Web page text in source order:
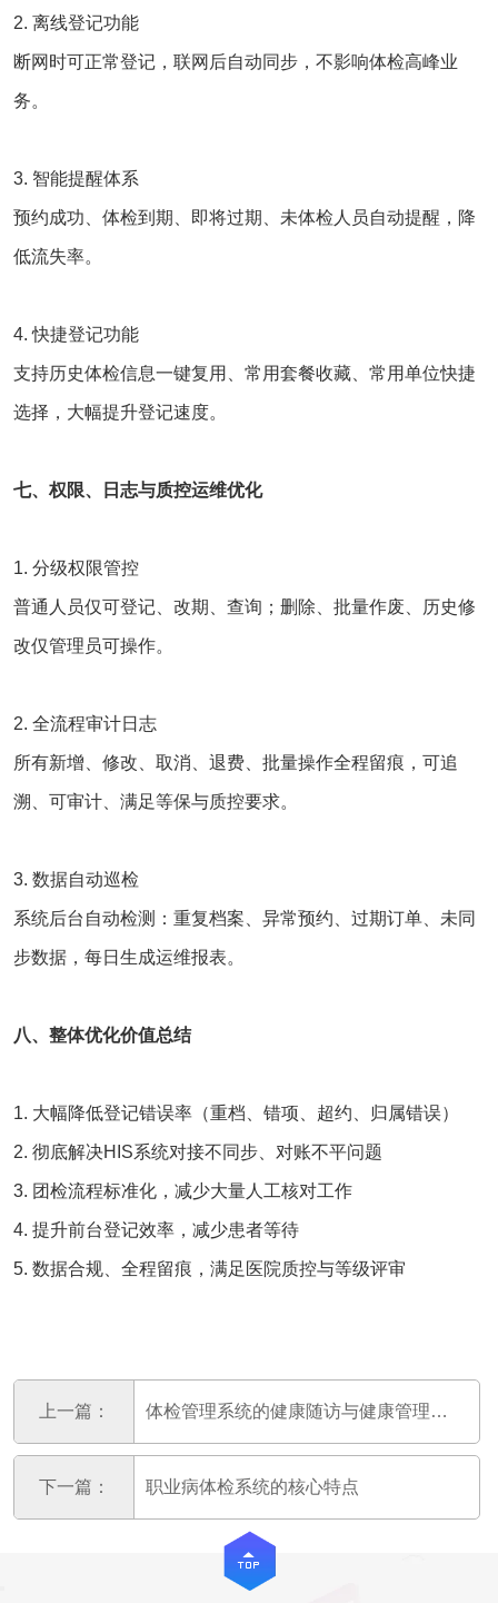
2. 离线登记功能
断网时可正常登记，联网后自动同步，不影响体检高峰业
务。
3. 智能提醒体系
预约成功、体检到期、即将过期、未体检人员自动提醒，降
低流失率。
4. 快捷登记功能
支持历史体检信息一键复用、常用套餐收藏、常用单位快捷
选择，大幅提升登记速度。
七、权限、日志与质控运维优化
1. 分级权限管控
普通人员仅可登记、改期、查询；删除、批量作废、历史修
改仅管理员可操作。
2. 全流程审计日志
所有新增、修改、取消、退费、批量操作全程留痕，可追
溯、可审计、满足等保与质控要求。
3. 数据自动巡检
系统后台自动检测：重复档案、异常预约、过期订单、未同
步数据，每日生成运维报表。
八、整体优化价值总结
1. 大幅降低登记错误率（重档、错项、超约、归属错误）
2. 彻底解决HIS系统对接不同步、对账不平问题
3. 团检流程标准化，减少大量人工核对工作
4. 提升前台登记效率，减少患者等待
5. 数据合规、全程留痕，满足医院质控与等级评审
上一篇： 体检管理系统的健康随访与健康管理功能
下一篇： 职业病体检系统的核心特点